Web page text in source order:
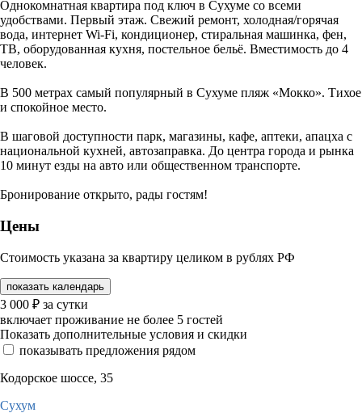
Однокомнатная квартира под ключ в Сухуме со всеми
удобствами. Первый этаж. Свежий ремонт, холодная/горячая
вода, интернет Wi-Fi, кондиционер, стиральная машинка, фен,
ТВ, оборудованная кухня, постельное бельё. Вместимость до 4
человек.
В 500 метрах самый популярный в Сухуме пляж «Мокко». Тихое
и спокойное место.
В шаговой доступности парк, магазины, кафе, аптеки, апацха с
национальной кухней, автозаправка. До центра города и рынка
10 минут езды на авто или общественном транспорте.
Бронирование открыто, рады гостям!
Цены
Стоимость указана за квартиру целиком в рублях РФ
показать календарь
3 000 ₽ за сутки
включает проживание не более 5 гостей
Показать дополнительные условия и скидки
показывать предложения рядом
Кодорское шоссе, 35
Сухум